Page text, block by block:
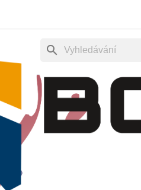
search